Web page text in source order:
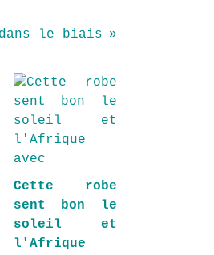
le biais
Cette robe
sent bon le
soleil et
l'Afrique